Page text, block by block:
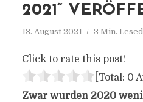
2021“
13. August 2021 3 Min.
Click to rate this post!
[Total: 0
Zwar wurden 2020